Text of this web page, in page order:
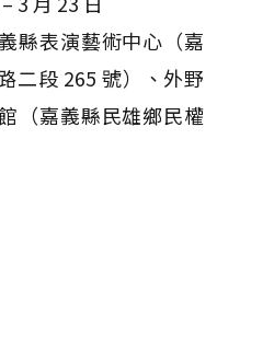
縣表演藝術中心（嘉
二段 265 號）、外野
（嘉義縣民雄鄉民權